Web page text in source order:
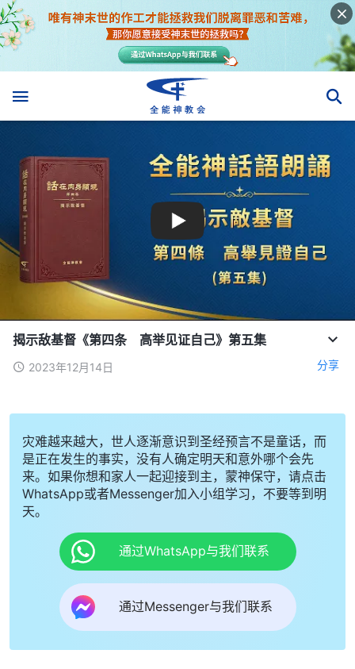
揭示敌基督《第四条 高举见证自己》第五集
2023年12月14日 分享
灾难越来越大，世人逐渐意识到圣经预言不是童话，而
是正在发生的事实，没有人确定明天和意外哪个会先
来。如果你想和家人一起迎接到主，蒙神保守，请点击
WhatsApp或者Messenger加入小组学习，不要等到明
天。
通过WhatsApp与我们联系
通过Messenger与我们联系